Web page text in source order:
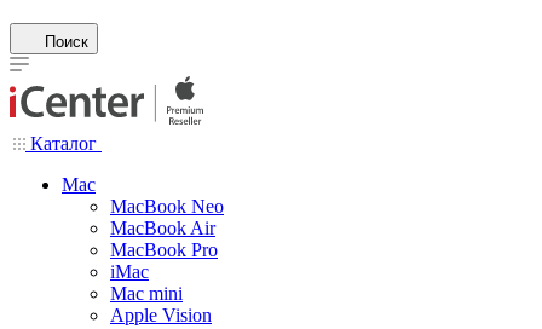
Поиск
Каталог
Mac
MacBook Neo
MacBook Air
MacBook Pro
iMac
Mac mini
Apple Vision